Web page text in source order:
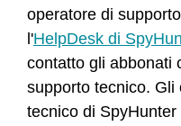
operatore di
l'HelpDesk di
contatto gli abbonati
supporto tecnico.
tecnico di